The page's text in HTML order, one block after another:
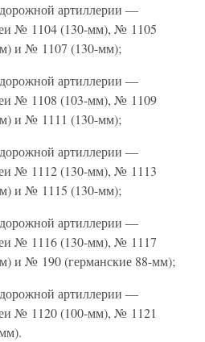
артиллерии —
№ 1104 (130-мм), № 1105
и № 1107 (130-мм);
артиллерии —
№ 1108 (103-мм), № 1109
и № 1111 (130-мм);
артиллерии —
№ 1112 (130-мм), № 1113
и № 1115 (130-мм);
артиллерии —
№ 1116 (130-мм), № 1117
и № 190 (германские 88-мм);
артиллерии —
№ 1120 (100-мм), № 1121